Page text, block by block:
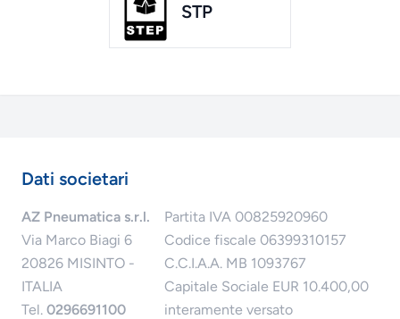
STP
Dati societari
AZ Pneumatica s.r.l.
Via Marco Biagi 6
20826 MISINTO -
ITALIA
Tel. 0296691100
Partita IVA 00825920960
Codice fiscale 06399310157
C.C.I.A.A. MB 1093767
Capitale Sociale EUR 10.400,00
interamente versato